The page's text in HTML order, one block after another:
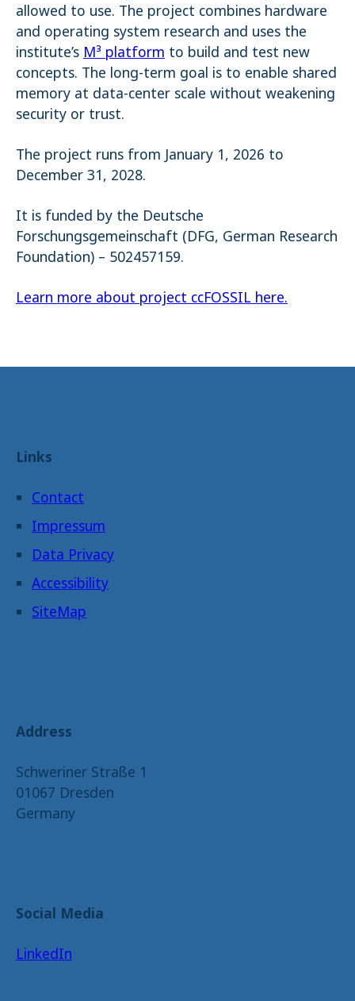
allowed to use. The project combines hardware
and operating system research and uses the
institute’s M³ platform to build and test new
concepts. The long-term goal is to enable shared
memory at data-center scale without weakening
security or trust.
The project runs from January 1, 2026 to
December 31, 2028.
It is funded by the Deutsche
Forschungsgemeinschaft (DFG, German Research
Foundation) – 502457159.
Learn more about project ccFOSSIL here.
Links
Contact
Impressum
Data Privacy
Accessibility
SiteMap
Address
Schweriner Straße 1
01067 Dresden
Germany
Social Media
LinkedIn